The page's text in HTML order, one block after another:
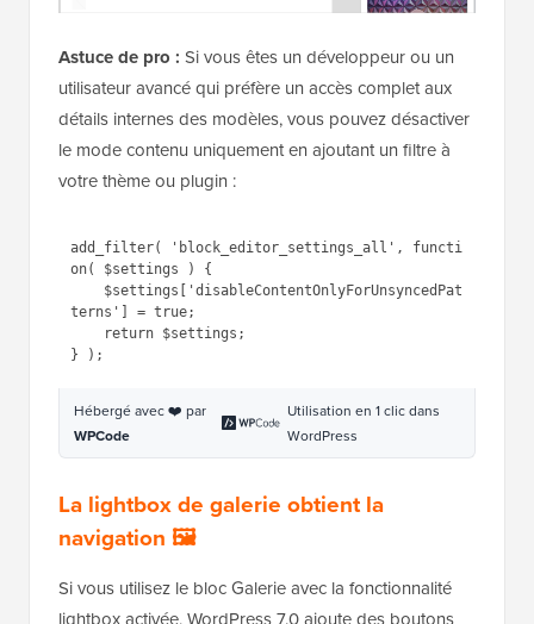
Astuce de pro : Si vous êtes un développeur ou un
utilisateur avancé qui préfère un accès complet aux
détails internes des modèles, vous pouvez désactiver
le mode contenu uniquement en ajoutant un filtre à
votre thème ou plugin :
add_filter( 'block_editor_settings_all', functi
on( $settings ) {
terns'] = true;
Hébergé avec ❤️ par
WPCode
Utilisation en 1 clic dans
WordPress
La lightbox de galerie obtient la
navigation 🖼️
Si vous utilisez le bloc Galerie avec la fonctionnalité